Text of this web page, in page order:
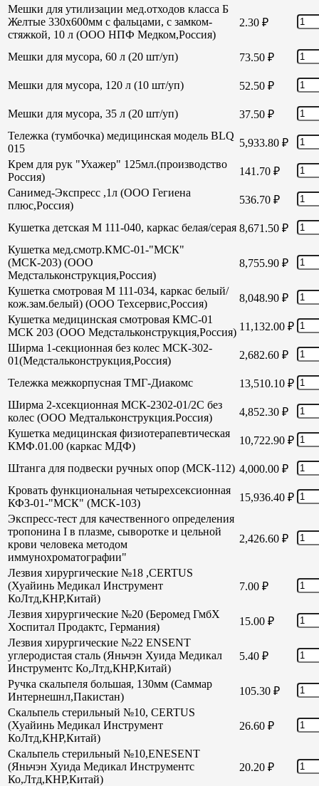
Мешки для утилизации мед.отходов класса Б
Желтые 330х600мм с фальцами, с замком-
стяжкой, 10 л (ООО НПФ Медком,Россия)
2.30 ₽
Мешки для мусора, 60 л (20 шт/уп) 73.50 ₽
Мешки для мусора, 120 л (10 шт/уп) 52.50 ₽
Мешки для мусора, 35 л (20 шт/уп) 37.50 ₽
Тележка (тумбочка) медицинская модель BLQ
015
5,933.80 ₽
Крем для рук "Ухажер" 125мл.(производство
Россия)
141.70 ₽
Санимед-Экспресс ,1л (ООО Гегиена
плюс,Россия)
536.70 ₽
Кушетка детская М 111-040, каркас белая/серая 8,671.50 ₽
Кушетка мед.смотр.КМС-01-"МСК"
(МСК-203) (ООО
Медстальконструкция,Россия)
8,755.90 ₽
Кушетка смотровая М 111-034, каркас белый/
кож.зам.белый) (ООО Техсервис,Россия)
8,048.90 ₽
Кушетка медицинская смотровая КМС-01
МСК 203 (ООО Медстальконструкция,Россия) 11,132.00 ₽
Ширма 1-секционная без колес МСК-302-
01(Медстальконструкция,Россия)
2,682.60 ₽
Тележка межкорпусная ТМГ-Диакомс 13,510.10 ₽
Ширма 2-хсекционная МСК-2302-01/2С без
колес (ООО Медтальконструкция.Россия)
4,852.30 ₽
Кушетка медицинская физиотерапевтическая
КМФ.01.00 (каркас МДФ)
10,722.90 ₽
Штанга для подвески ручных опор (МСК-112) 4,000.00 ₽
Кровать функциональная четырехсексионная
КФЗ-01-"МСК" (МСК-103)
15,936.40 ₽
Экспресс-тест для качественного определения
тропонина I в плазме, сыворотке и цельной
крови человека методом
иммунохроматографии"
2,426.60 ₽
Лезвия хирургические №18 ,CERTUS
(Хуайинь Медикал Инструмент
КоЛтд,КНР,Китай)
7.00 ₽
Лезвия хирургические №20 (Беромед ГмбХ
Хоспитал Продактс, Германия)
15.00 ₽
Лезвия хирургические №22 ENSENT
углеродистая сталь (Яньчэн Хуида Медикал
Инструментс Ко,Лтд,КНР,Китай)
5.40 ₽
Ручка скальпеля большая, 130мм (Саммар
Интернешнл,Пакистан)
105.30 ₽
Скальпель стерильный №10, CERTUS
(Хуайинь Медикал Инструмент
КоЛтд,КНР,Китай)
26.60 ₽
Скальпель стерильный №10,ENESENT
(Яньчэн Хуида Медикал Инструментс
Ко,Лтд,КНР,Китай)
20.20 ₽